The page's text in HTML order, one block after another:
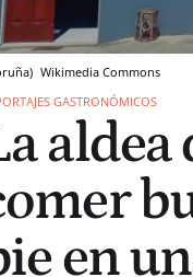
Wikimedia Commons
GASTRONÓMICOS
en